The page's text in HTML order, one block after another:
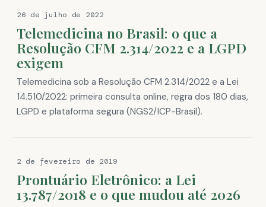
26 de julho de 2022
Telemedicina no Brasil: o que a
Resolução CFM 2.314/2022 e a LGPD
exigem
Telemedicina sob a Resolução CFM 2.314/2022 e a Lei
14.510/2022: primeira consulta online, regra dos 180 dias,
LGPD e plataforma segura (NGS2/ICP-Brasil).
2 de fevereiro de 2019
Prontuário Eletrônico: a Lei
13.787/2018 e o que mudou até 2026